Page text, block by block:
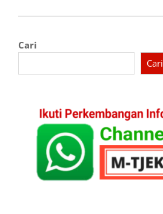
Cari
Cari